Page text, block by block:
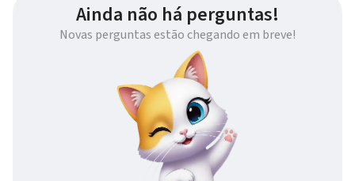
Ainda não há perguntas!
Novas perguntas estão chegando em breve!